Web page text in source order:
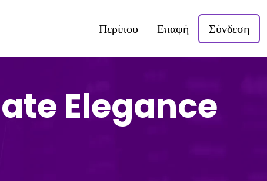
Περίπου Επαφή Σύνδεση
Elegance